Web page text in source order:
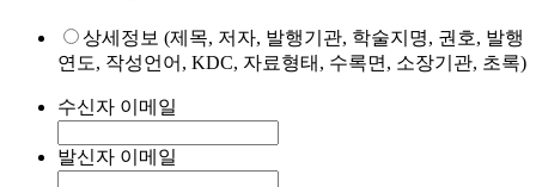
상세정보 (제목, 저자, 발행기관, 학술지명, 권호, 발행
연도, 작성언어, KDC, 자료형태, 수록면, 소장기관, 초록)
수신자 이메일
발신자 이메일